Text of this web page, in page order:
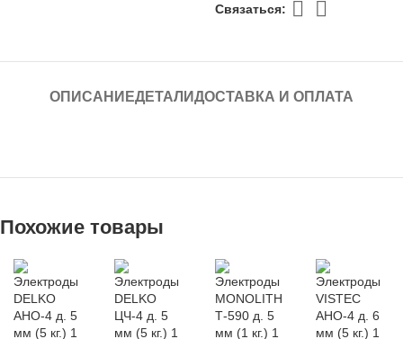
Связаться:
ОПИСАНИЕДЕТАЛИДОСТАВКА И ОПЛАТА
Похожие товары